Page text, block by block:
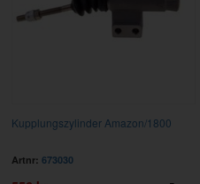
Kupplungszylinder Amazon/1800
Artnr: 673030